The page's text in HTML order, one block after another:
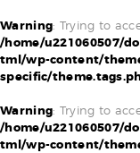
Warning: Trying to
/home/u221060507/
tml/wp-content/
specific/
Warning: Trying to
/home/u221060507/
tml/wp-content/MCZ